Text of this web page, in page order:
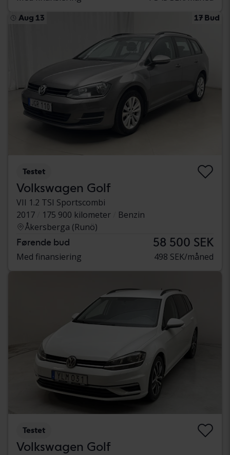
Aug 13 17 Bud
Testet
Volkswagen Golf
VII 1.2 TSI Sportscombi
2017
175 900 kilometer
Benzin
Åkersberga (Runö)
Førende bud 58 500 SEK
Med finansiering 498 SEK/måned
Testet
Volkswagen Golf